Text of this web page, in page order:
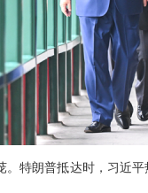
特朗普抵达时，习近